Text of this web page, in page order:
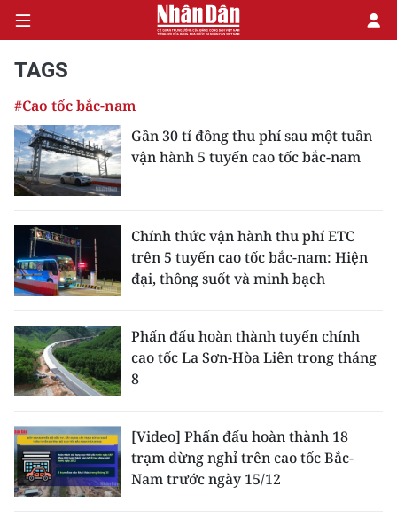
CHÍNH TRỊ
KINH TẾ
XÃ HỘI
PHÁP LUẬT
DU LỊCH
THẾ GIỚI
GIÁO DỤC
TAGS
#Cao tốc bắc-nam
Gần 30 tỉ đồng thu phí sau một tuần
vận hành 5 tuyến cao tốc bắc-nam
Chính thức vận hành thu phí ETC
trên 5 tuyến cao tốc bắc-nam: Hiện
đại, thông suốt và minh bạch
Phấn đấu hoàn thành tuyến chính
cao tốc La Sơn-Hòa Liên trong tháng
8
[Video] Phấn đấu hoàn thành 18
trạm dừng nghỉ trên cao tốc Bắc-
Nam trước ngày 15/12